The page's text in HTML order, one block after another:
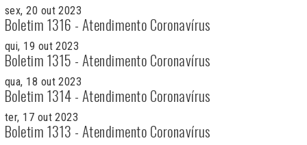
sex, 20 out 2023
Boletim 1316 - Atendimento Coronavírus
qui, 19 out 2023
Boletim 1315 - Atendimento Coronavírus
qua, 18 out 2023
Boletim 1314 - Atendimento Coronavírus
ter, 17 out 2023
Boletim 1313 - Atendimento Coronavírus